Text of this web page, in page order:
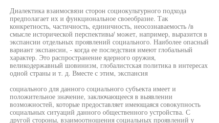
Диалектика взаимосвязи сторон социокультурного подхода
предполагает их и функциональное своеобразие. Так
конкретность, частичность, единичность, неосознаваемость /в
смысле исторической перспективы/ может, например, выразится в
экспансии отдельных проявлений социального. Наиболее опасный
вариант экспансии, - когда ее последствия имеют глобальный
характер. Это распространение ядерного оружия,
великодержавный шовинизм, глобалистская политика в интересах
одной страны и т. д. Вместе с этим, экспансия
социального для данного социального субъекта имеет и
положительное значение, заключающееся в выявлении
возможностей, которые предоставляет имеющаяся совокупность
социальных ситуаций данного общественного устройства. С
другой стороны, взаимоотношения социальных проявлений у